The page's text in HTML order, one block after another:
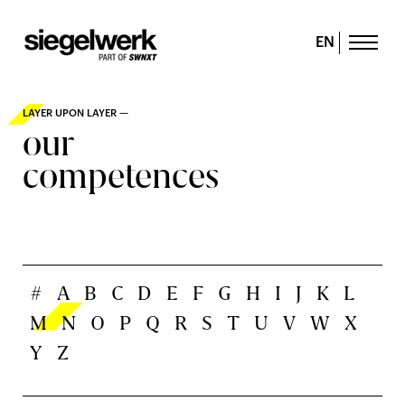
EN
LAYER UPON LAYER —
our
competences
# A B C D E F G H I J K
L
M N O P Q R S T U V W
X
Y
Z